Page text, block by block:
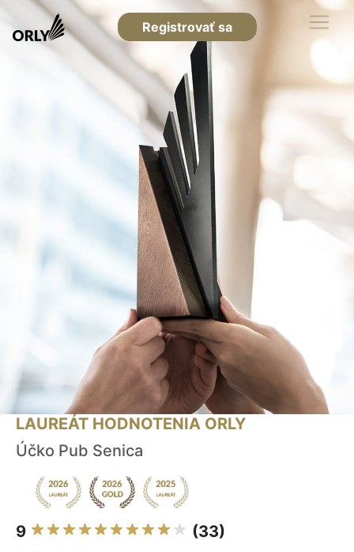
Registrovať sa
LAUREÁT HODNOTENIA ORLY
Účko Pub Senica
9 (33)